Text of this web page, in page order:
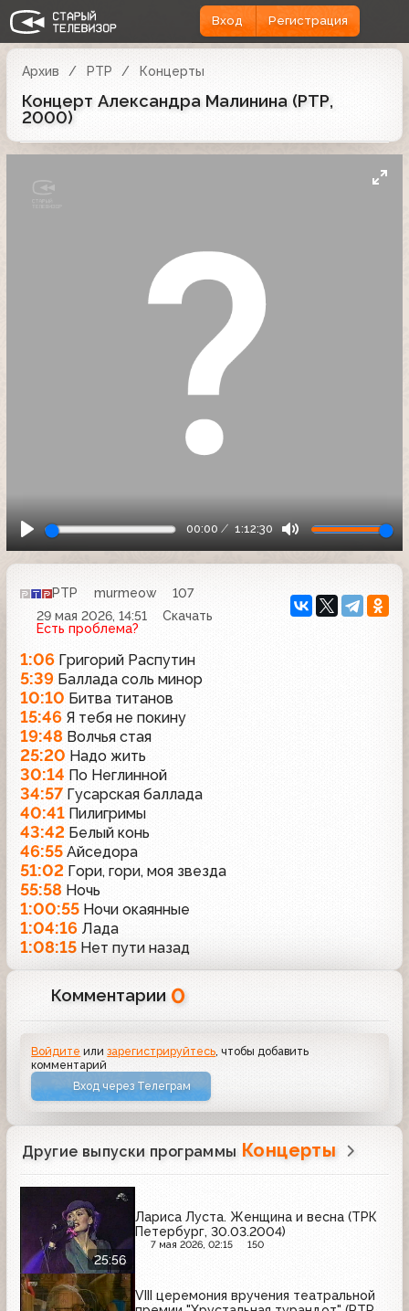
Вход Регистрация
Архив РТР Концерты
Концерт Александра Малинина (РТР,
2000)
00:00 1:12:30
РТР murmeow
107
29 мая 2026, 14:51
Скачать
Есть проблема?
1:06 Григорий Распутин
5:39 Баллада соль минор
10:10 Битва титанов
15:46 Я тебя не покину
19:48 Волчья стая
25:20 Надо жить
30:14 По Неглинной
34:57 Гусарская баллада
40:41 Пилигримы
43:42 Белый конь
46:55 Айседора
51:02 Гори, гори, моя звезда
55:58 Ночь
1:00:55 Ночи окаянные
1:04:16 Лада
1:08:15 Нет пути назад
Комментарии 0
Войдите илизарегистрируйтесь , чтобы добавить
комментарий
Вход через Телеграм
Другие выпуски программы Концерты
25:56
Лариса Луста. Женщина и весна (ТРК
Петербург, 30.03.2004)
7 мая 2026, 02:15 150
VIII церемония вручения театральной